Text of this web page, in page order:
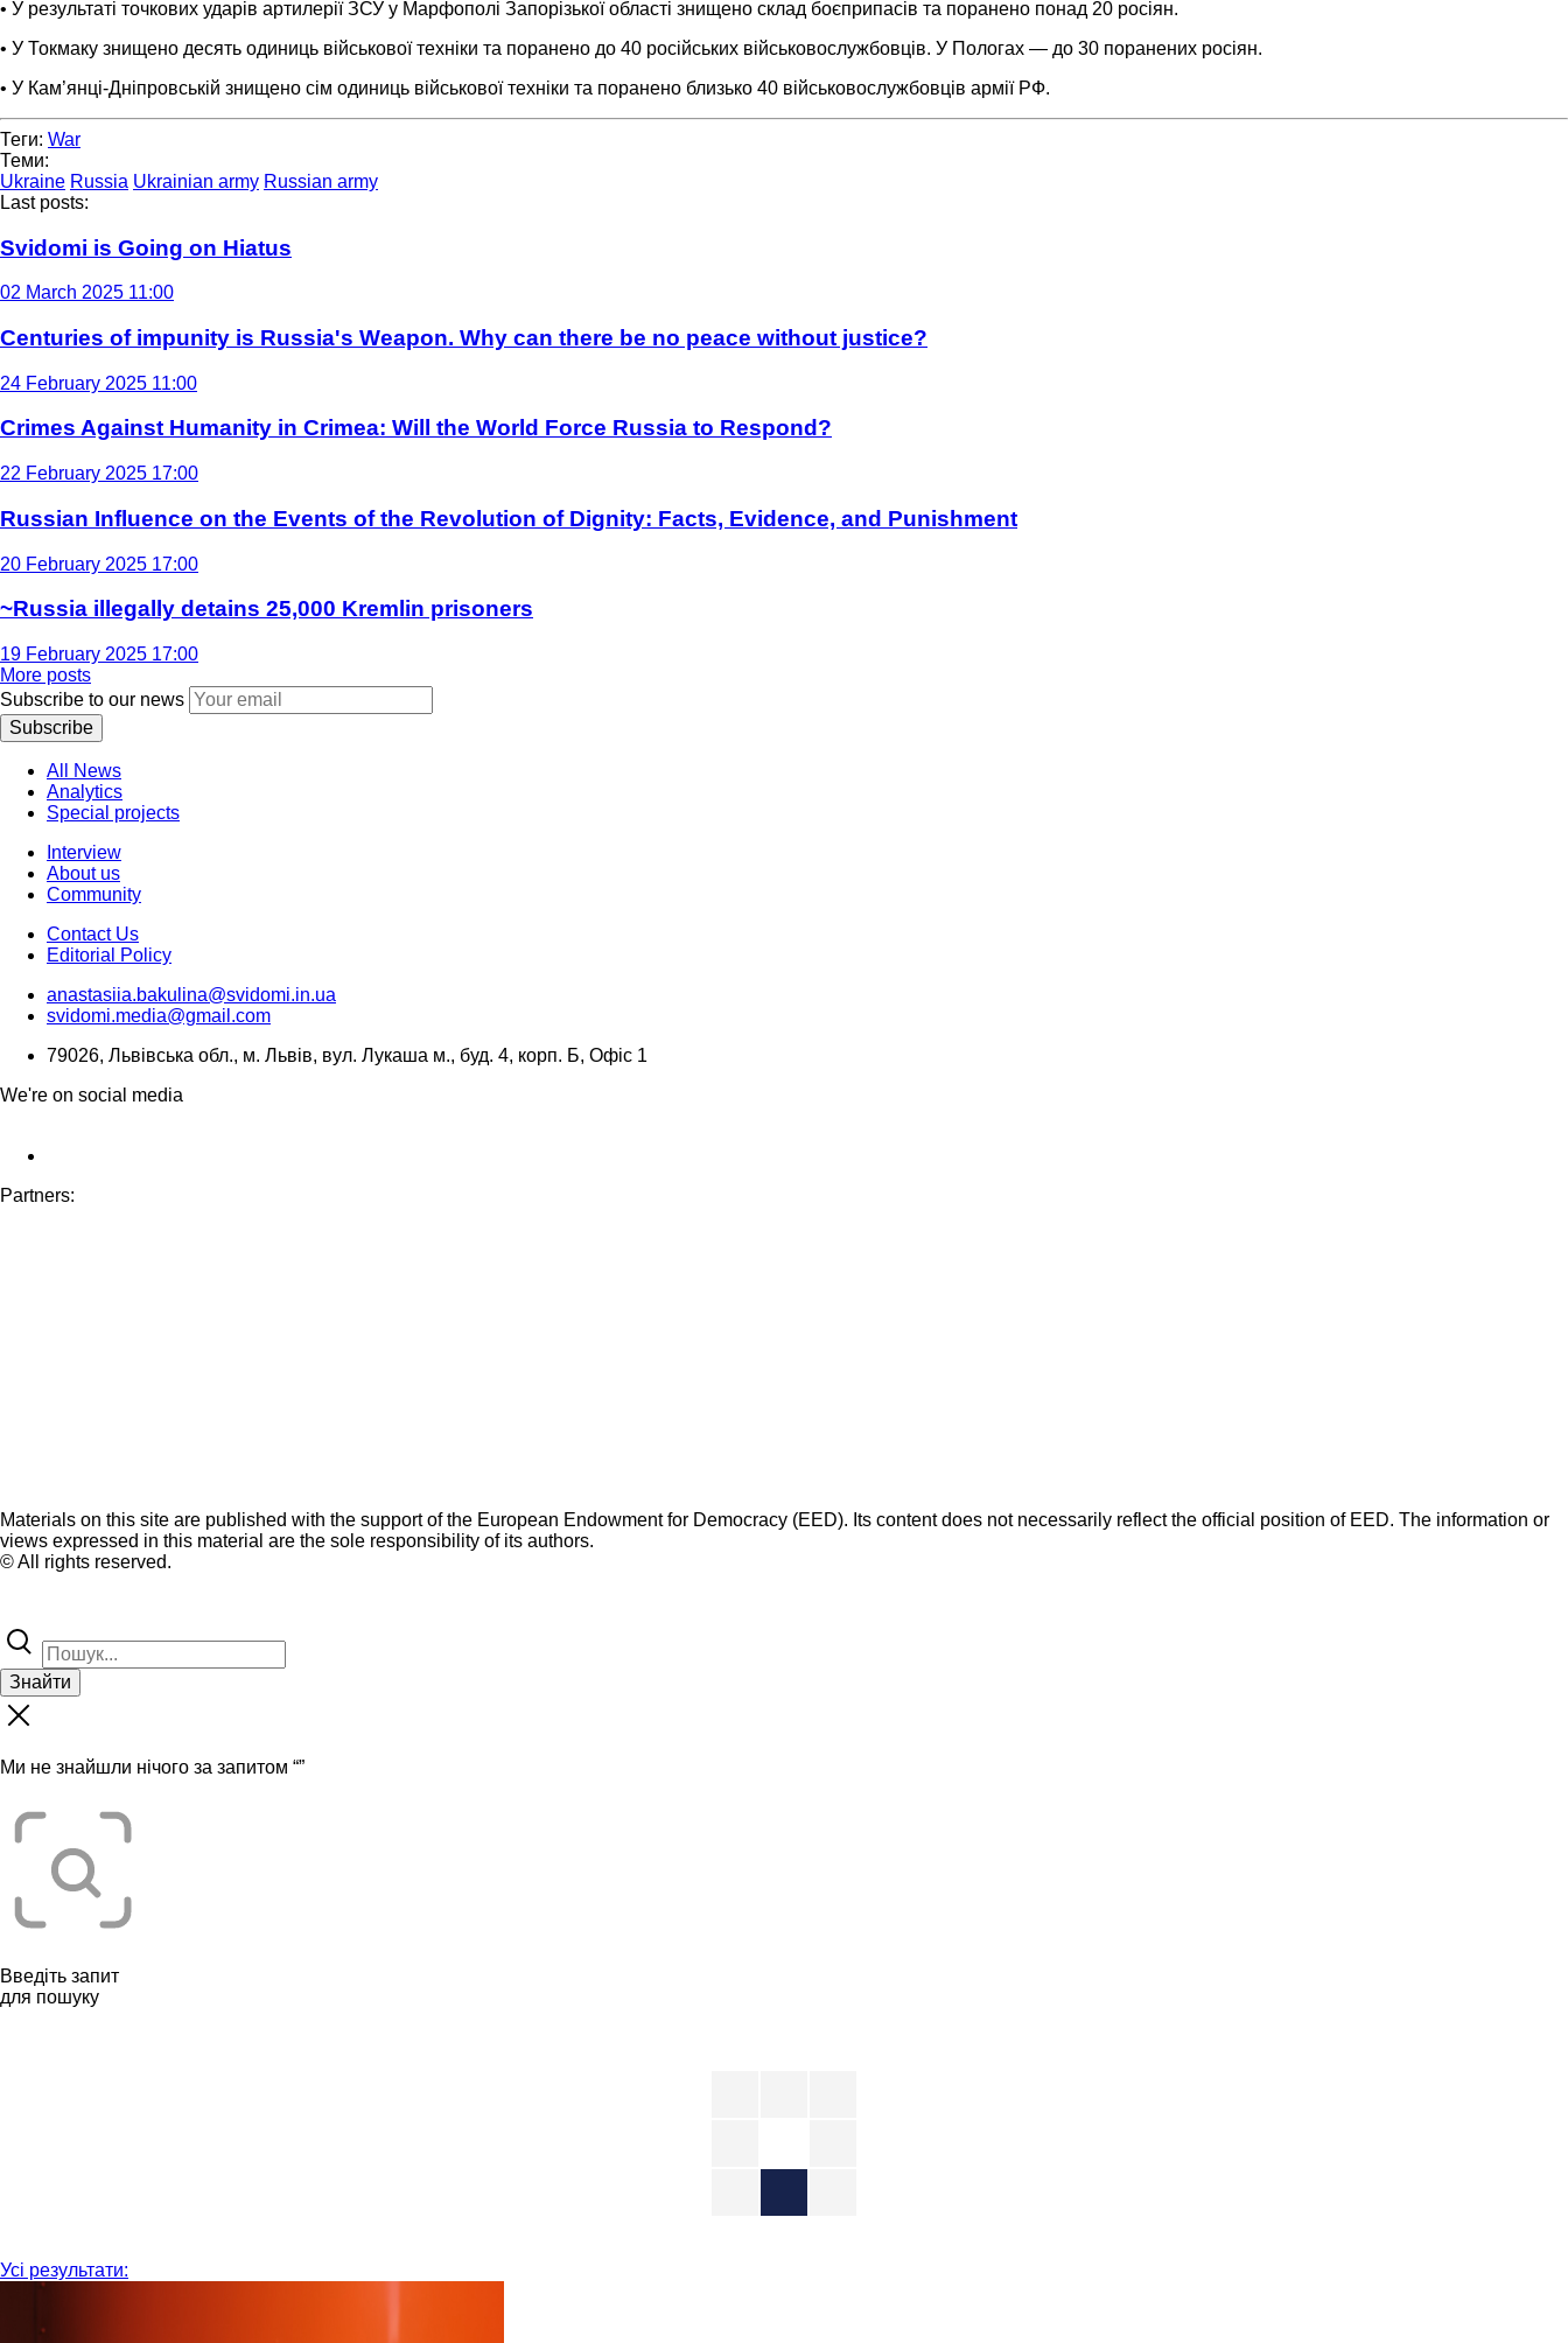
• У результаті точкових ударів артилерії ЗСУ у Марфополі Запорізької області знищено склад боєприпасів та поранено понад 20 росіян.
• У Токмаку знищено десять одиниць військової техніки та поранено до 40 російських військовослужбовців. У Пологах — до 30 поранених росіян.
• У Кам’янці-Дніпровській знищено сім одиниць військової техніки та поранено близько 40 військовослужбовців армії РФ.
Теги: War
Теми:
Ukraine Russia Ukrainian army Russian army
Last posts:
Svidomi is Going on Hiatus
02 March 2025 11:00
Centuries of impunity is Russia's Weapon. Why can there be no peace without justice?
24 February 2025 11:00
Crimes Against Humanity in Crimea: Will the World Force Russia to Respond?
22 February 2025 17:00
Russian Influence on the Events of the Revolution of Dignity: Facts, Evidence, and Punishment
20 February 2025 17:00
~Russia illegally detains 25,000 Kremlin prisoners
19 February 2025 17:00
More posts
Subscribe to our news
Subscribe
All News
Analytics
Special projects
Interview
About us
Community
Contact Us
Editorial Policy
anastasiia.bakulina@svidomi.in.ua
svidomi.media@gmail.com
79026, Львівська обл., м. Львів, вул. Лукаша м., буд. 4, корп. Б, Офіс 1
We're on social media
Partners:
Materials on this site are published with the support of the European Endowment for Democracy (EED). Its content does not necessarily reflect the official position of EED. The information or
views expressed in this material are the sole responsibility of its authors.
© All rights reserved.
Знайти
Ми не знайшли нічого за запитом “”
Введіть запит
для пошуку
Усі результати: